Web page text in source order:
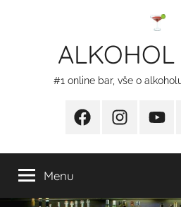
#1 online bar, vše o
FacebookInstagram
YT
Menu